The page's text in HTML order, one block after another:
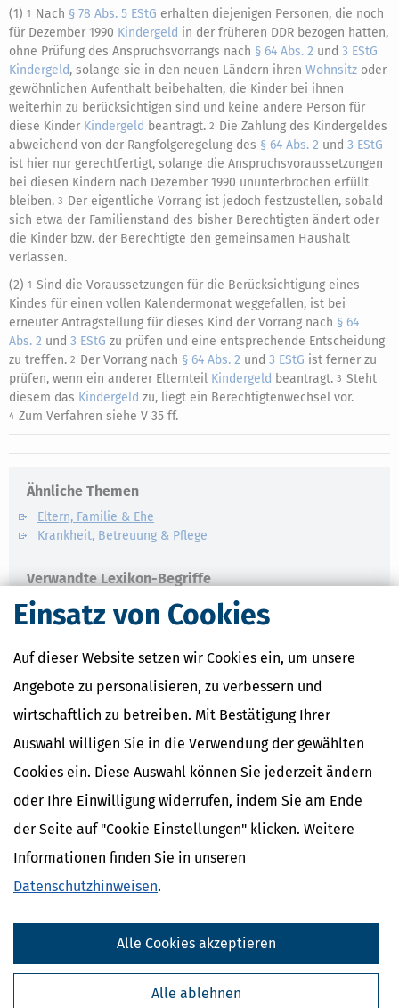
Einsatz von Cookies
Auf dieser Website setzen wir Cookies ein, um unsere
Angebote zu personalisieren, zu verbessern und
wirtschaftlich zu betreiben. Mit Bestätigung Ihrer
Auswahl willigen Sie in die Verwendung der gewählten
Cookies ein. Diese Auswahl können Sie jederzeit ändern
oder Ihre Einwilligung widerrufen, indem Sie am Ende
der Seite auf "Cookie Einstellungen" klicken. Weitere
Informationen finden Sie in unseren
Datenschutzhinweisen.
Alle ablehnen
Alle Cookies akzeptieren
(1) 1 Nach § 78 Abs. 5 EStG erhalten diejenigen Personen, die noch
für Dezember 1990 Kindergeld in der früheren DDR bezogen hatten,
ohne Prüfung des Anspruchsvorrangs nach § 64 Abs. 2 und 3 EStG
Kindergeld, solange sie in den neuen Ländern ihren Wohnsitz oder
gewöhnlichen Aufenthalt beibehalten, die Kinder bei ihnen
weiterhin zu berücksichtigen sind und keine andere Person für
diese Kinder Kindergeld beantragt. 2 Die Zahlung des Kindergeldes
abweichend von der Rangfolgeregelung des § 64 Abs. 2 und 3 EStG
ist hier nur gerechtfertigt, solange die Anspruchsvoraussetzungen
bei diesen Kindern nach Dezember 1990 ununterbrochen erfüllt
bleiben. 3 Der eigentliche Vorrang ist jedoch festzustellen, sobald
sich etwa der Familienstand des bisher Berechtigten ändert oder
die Kinder bzw. der Berechtigte den gemeinsamen Haushalt
verlassen.
(2) 1 Sind die Voraussetzungen für die Berücksichtigung eines
Kindes für einen vollen Kalendermonat weggefallen, ist bei
erneuter Antragstellung für dieses Kind der Vorrang nach § 64
Abs. 2 und 3 EStG zu prüfen und eine entsprechende Entscheidung
zu treffen. 2 Der Vorrang nach § 64 Abs. 2 und 3 EStG ist ferner zu
prüfen, wenn ein anderer Elternteil Kindergeld beantragt. 3 Steht
diesem das Kindergeld zu, liegt ein Berechtigtenwechsel vor.
4 Zum Verfahren siehe V 35 ff.
Ähnliche Themen
Eltern, Familie & Ehe
Krankheit, Betreuung & Pflege
Verwandte Lexikon-Begriffe
Care Arbeit
ElterngeldPlus
Kindesunterhalt
Auslandskinder
Kostenlose Steuertipps & News